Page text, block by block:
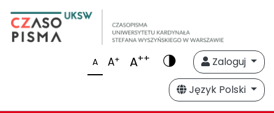
A A+ A++
Zaloguj
Język Polski